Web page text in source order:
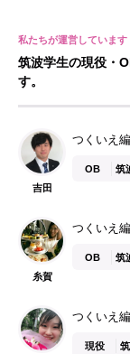
筑波学生の現役・
す。
吉田
つくいえ
OB 筑
糸賀
つくいえ
OB 筑
つくいえ
現役